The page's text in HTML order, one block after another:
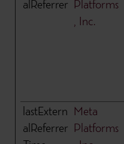
alReferrer
Platforms
, Inc.
lastExtern
alReferrer
Meta
Platforms